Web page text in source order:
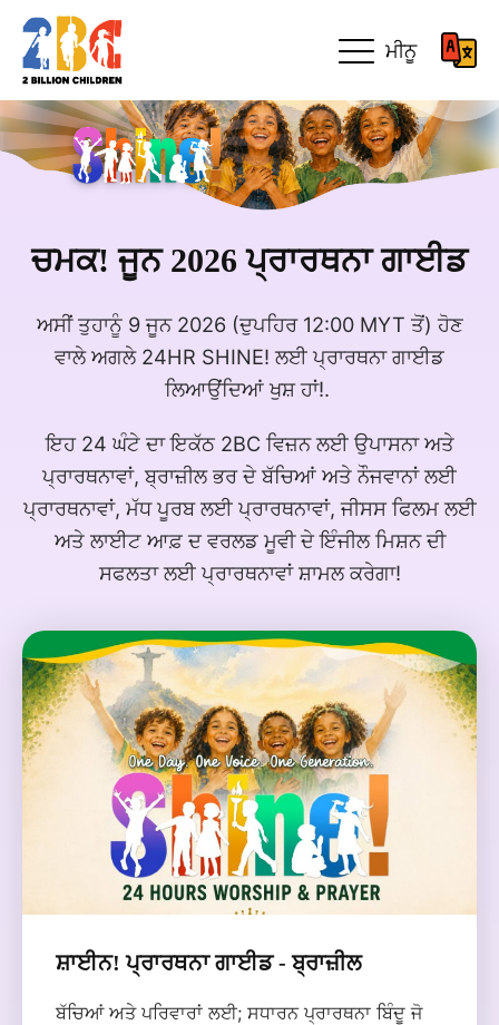
ਮੀਨੂ
ਚਮਕ! ਜੂਨ 2026 ਪ੍ਰਾਰਥਨਾ ਗਾਈਡ
ਅਸੀਂ ਤੁਹਾਨੂੰ 9 ਜੂਨ 2026 (ਦੁਪਹਿਰ 12:00 MYT ਤੋਂ) ਹੋਣ
ਵਾਲੇ ਅਗਲੇ 24HR SHINE! ਲਈ ਪ੍ਰਾਰਥਨਾ ਗਾਈਡ
ਲਿਆਉਂਦਿਆਂ ਖੁਸ਼ ਹਾਂ!.
ਇਹ 24 ਘੰਟੇ ਦਾ ਇਕੱਠ 2BC ਵਿਜ਼ਨ ਲਈ ਉਪਾਸਨਾ ਅਤੇ
ਪ੍ਰਾਰਥਨਾਵਾਂ, ਬ੍ਰਾਜ਼ੀਲ ਭਰ ਦੇ ਬੱਚਿਆਂ ਅਤੇ ਨੌਜਵਾਨਾਂ ਲਈ
ਪ੍ਰਾਰਥਨਾਵਾਂ, ਮੱਧ ਪੂਰਬ ਲਈ ਪ੍ਰਾਰਥਨਾਵਾਂ, ਜੀਸਸ ਫਿਲਮ ਲਈ
ਅਤੇ ਲਾਈਟ ਆਫ਼ ਦ ਵਰਲਡ ਮੂਵੀ ਦੇ ਇੰਜੀਲ ਮਿਸ਼ਨ ਦੀ
ਸਫਲਤਾ ਲਈ ਪ੍ਰਾਰਥਨਾਵਾਂ ਸ਼ਾਮਲ ਕਰੇਗਾ!
ਸ਼ਾਈਨ! ਪ੍ਰਾਰਥਨਾ ਗਾਈਡ - ਬ੍ਰਾਜ਼ੀਲ
ਬੱਚਿਆਂ ਅਤੇ ਪਰਿਵਾਰਾਂ ਲਈ; ਸਧਾਰਨ ਪ੍ਰਾਰਥਨਾ ਬਿੰਦੂ ਜੋ